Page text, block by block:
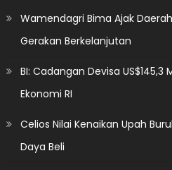
Wamendagri Bima Ajak
Gerakan Berkelanjutan
BI: Cadangan Devisa
Ekonomi RI
Celios Nilai Kenaikan Upah
Daya Beli